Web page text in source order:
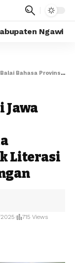
Ngawi
Balai Bahasa Provinsi Jawa Tengah Tingkatkan Kompetensi Pengelola Komunitas Penggerak Literasi di Kabupaten Pekalongan
Jawa
Literasi
715 Views